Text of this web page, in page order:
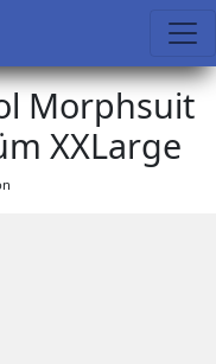
Morphsuit
XXLarge